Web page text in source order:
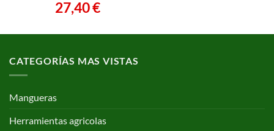
27,40€
CATEGORÍAS MAS VISTAS
Mangueras
Herramientas agricolas